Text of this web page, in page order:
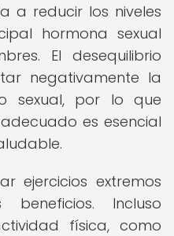
a reducir los niveles
hormona sexual
El desequilibrio
negativamente la
sexual, por lo que
es esencial
ejercicios extremos
Incluso
física, como